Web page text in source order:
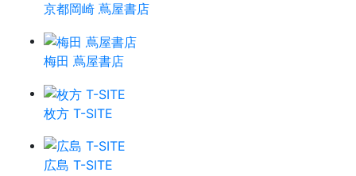
京都岡崎 蔦屋書店
梅田 蔦屋書店
枚方 T-SITE
広島 T-SITE